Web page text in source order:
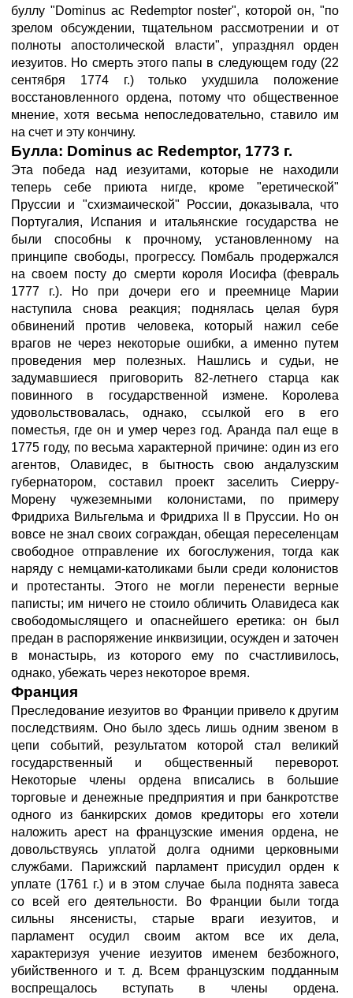
буллу "Dominus ас Redemptor noster", которой он, "по
зрелом обсуждении, тщательном рассмотрении и от
полноты апостолической власти", упразднял орден
иезуитов. Но смерть этого папы в следующем году (22
сентября 1774 г.) только ухудшила положение
восстановленного ордена, потому что общественное
мнение, хотя весьма непоследовательно, ставило им
на счет и эту кончину.
Булла: Dominus ас Redemptor, 1773 г.
Эта победа над иезуитами, которые не находили
теперь себе приюта нигде, кроме "еретической"
Пруссии и "схизмаической" России, доказывала, что
Португалия, Испания и итальянские государства не
были способны к прочному, установленному на
принципе свободы, прогрессу. Помбаль продержался
на своем посту до смерти короля Иосифа (февраль
1777 г.). Но при дочери его и преемнице Марии
наступила снова реакция; поднялась целая буря
обвинений против человека, который нажил себе
врагов не через некоторые ошибки, а именно путем
проведения мер полезных. Нашлись и судьи, не
задумавшиеся приговорить 82-летнего старца как
повинного в государственной измене. Королева
удовольствовалась, однако, ссылкой его в его
поместья, где он и умер через год. Аранда пал еще в
1775 году, по весьма характерной причине: один из его
агентов, Олавидес, в бытность свою андалузским
губернатором, составил проект заселить Сиерру-
Морену чужеземными колонистами, по примеру
Фридриха Вильгельма и Фридриха II в Пруссии. Но он
вовсе не знал своих сограждан, обещая переселенцам
свободное отправление их богослужения, тогда как
наряду с немцами-католиками были среди колонистов
и протестанты. Этого не могли перенести верные
паписты; им ничего не стоило обличить Олавидеса как
свободомыслящего и опаснейшего еретика: он был
предан в распоряжение инквизиции, осужден и заточен
в монастырь, из которого ему по счастливилось,
однако, убежать через некоторое время.
Франция
Преследование иезуитов во Франции привело к другим
последствиям. Оно было здесь лишь одним звеном в
цепи событий, результатом которой стал великий
государственный и общественный переворот.
Некоторые члены ордена вписались в большие
торговые и денежные предприятия и при банкротстве
одного из банкирских домов кредиторы его хотели
наложить арест на французские имения ордена, не
довольствуясь уплатой долга одними церковными
службами. Парижский парламент присудил орден к
уплате (1761 г.) и в этом случае была поднята завеса
со всей его деятельности. Во Франции были тогда
сильны янсенисты, старые враги иезуитов, и
парламент осудил своим актом все их дела,
характеризуя учение иезуитов именем безбожного,
убийственного и т. д. Всем французским подданным
воспрещалось вступать в члены ордена.